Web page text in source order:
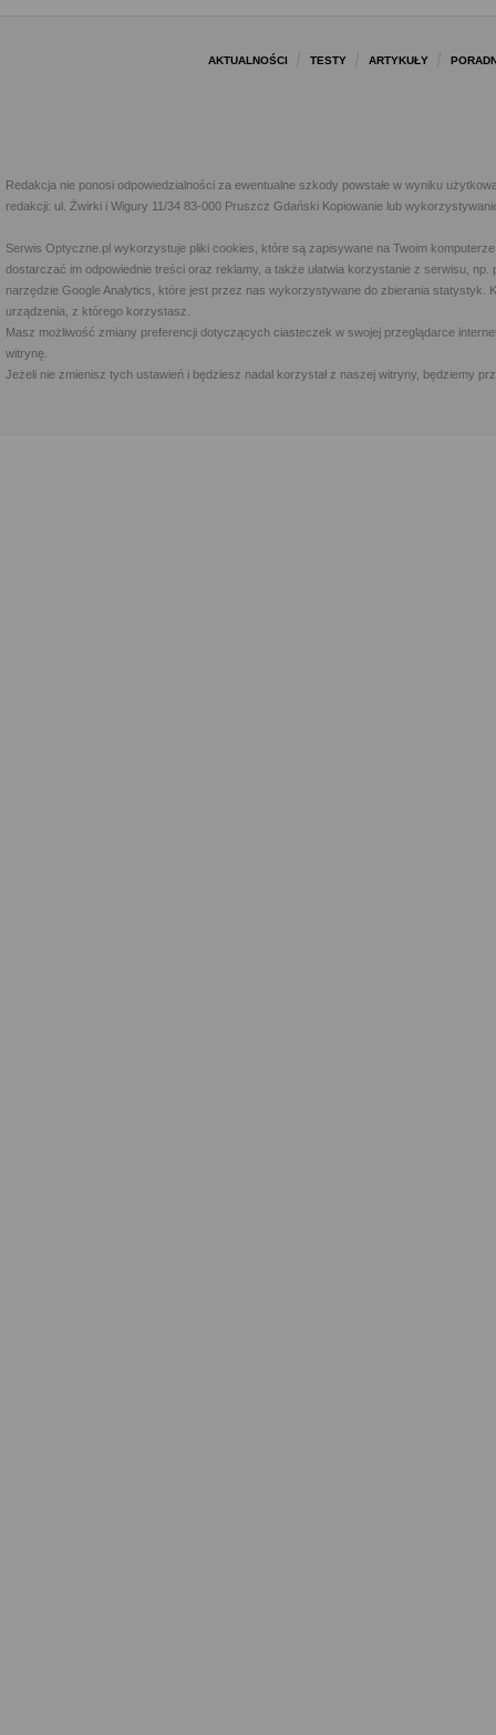
AKTUALNOŚCI TESTY ARTYKUŁY
Redakcja nie ponosi odpowiedzialności za ewentualne szkody powstałe w wyniku
redakcji: ul. Żwirki i Wigury 11/34 83-000 Pruszcz Gdański Kopiowanie lub
Serwis Optyczne.pl wykorzystuje pliki cookies, które są zapisywane na Twoim
dostarczać im odpowiednie treści oraz reklamy, a także ułatwia korzystanie z serwisu,
narzędzie Google Analytics, które jest przez nas wykorzystywane do zbierania statystyk.
urządzenia, z którego korzystasz.
Masz możliwość zmiany preferencji dotyczących ciasteczek w swojej przeglądarce
witrynę.
Jeżeli nie zmienisz tych ustawień i będziesz nadal korzystał z naszej witryny, będziemy